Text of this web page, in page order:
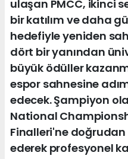
ulaşan PMCC, ikinci
bir katılım ve daha
hedefiyle yeniden
dört bir yanından
büyük ödüller
espor sahnesine
edecek. Şampiyon
National
Finalleri'ne doğrudan
ederek profesyonel